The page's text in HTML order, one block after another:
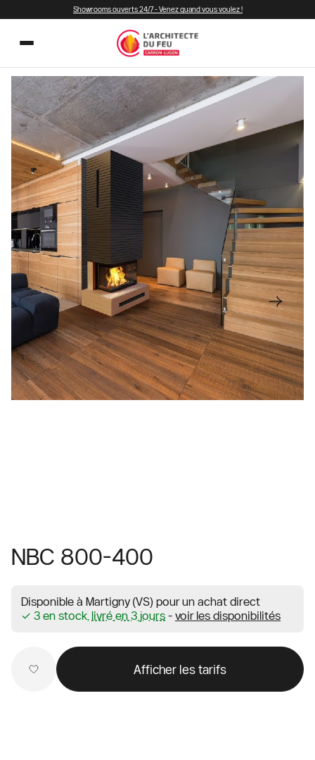
Showrooms ouverts 24/7 - Venez quand vous voulez !
NBC 800-400
Disponible à Martigny (VS) pour un achat direct
✓ 3 en stock, livré en 3 jours - voir les disponibilités
Afficher les tarifs